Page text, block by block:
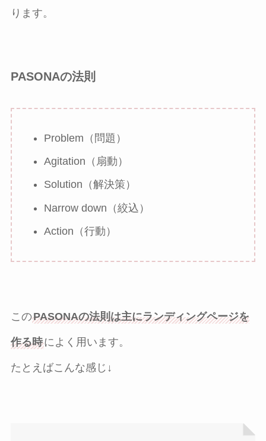
ります。
PASONAの法則
Problem（問題）
Agitation（扇動）
Solution（解決策）
Narrow down（絞込）
Action（行動）
このPASONAの法則は主にランディングページを
作る時によく用います。
たとえばこんな感じ↓